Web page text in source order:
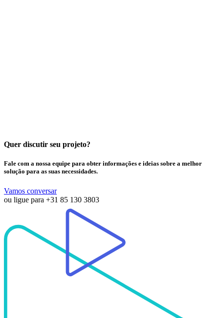
Quer discutir seu projeto?
Fale com a nossa equipe para obter informações e ideias sobre a melhor
solução para as suas necessidades.
Vamos conversar
ou ligue para +31 85 130 3803